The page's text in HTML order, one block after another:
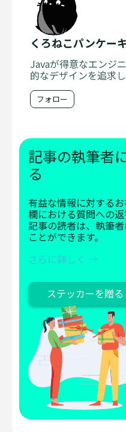
くろねこパンケー
Javaが得意なエンジ
的なデザインを追求し
フォロー
記事の執筆者
る
有益な情報に対する
欄における質問への返
記事の読者は、執筆
ことができます。
さらに詳しく →
ステッカーを贈る